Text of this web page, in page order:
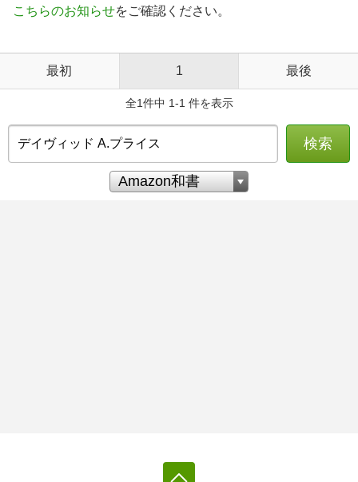
こちらのお知らせをご確認ください。
最初 1 最後
全1件中 1-1 件を表示
検索